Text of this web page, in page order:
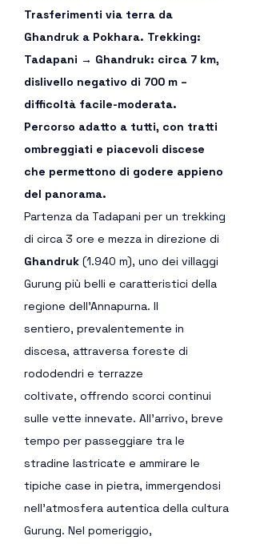
Trasferimenti via terra da
Ghandruk a Pokhara. Trekking:
Tadapani → Ghandruk: circa 7 km,
dislivello negativo di 700 m –
difficoltà facile-moderata.
Percorso adatto a tutti, con tratti
ombreggiati e piacevoli discese
che permettono di godere appieno
del panorama.
Partenza da Tadapani per un trekking
di circa 3 ore e mezza in direzione di
Ghandruk (1.940 m), uno dei villaggi
Gurung più belli e caratteristici della
regione dell’Annapurna. Il
sentiero, prevalentemente in
discesa, attraversa foreste di
rododendri e terrazze
coltivate, offrendo scorci continui
sulle vette innevate. All’arrivo, breve
tempo per passeggiare tra le
stradine lastricate e ammirare le
tipiche case in pietra, immergendosi
nell’atmosfera autentica della cultura
Gurung. Nel pomeriggio,